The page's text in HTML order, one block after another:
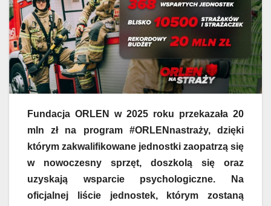
Fundacja ORLEN w 2025 roku przekazała 20
mln zł na program #ORLENnastraży, dzięki
którym zakwalifikowane jednostki zaopatrzą się
w nowoczesny sprzęt, doszkolą się oraz
uzyskają wsparcie psychologiczne. Na
oficjalnej liście jednostek, którym zostaną